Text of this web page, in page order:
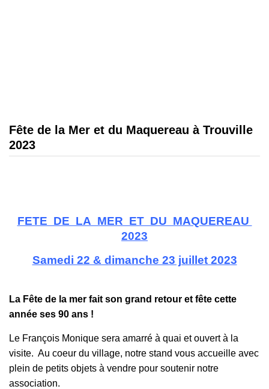
Fête de la Mer et du Maquereau à Trouville
2023
FETE DE LA MER ET DU MAQUEREAU
2023
Samedi 22 & dimanche 23 juillet 2023
La Fête de la mer fait son grand retour et fête cette
année ses 90 ans !
Le François Monique sera amarré à quai et ouvert à la
visite. Au coeur du village, notre stand vous accueille avec
plein de petits objets à vendre pour soutenir notre
association.